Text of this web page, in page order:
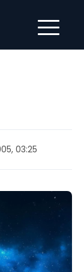
03:25